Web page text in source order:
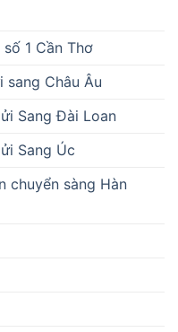
1 Cần Thơ
sang Châu Âu
Sang Đài Loan
Sang Úc
chuyển sàng Hàn